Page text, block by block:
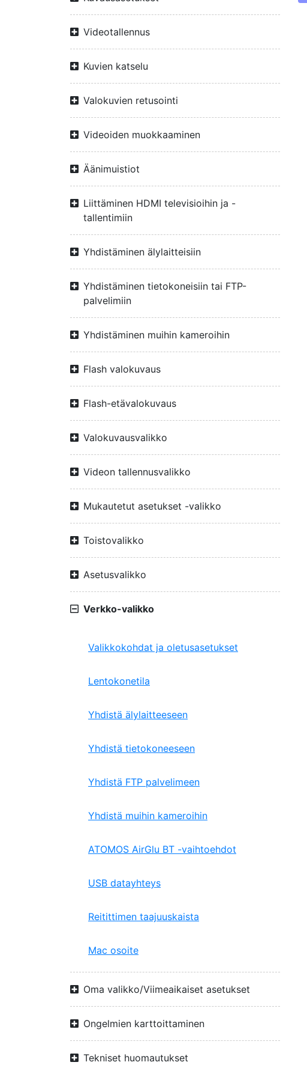
Videotallennus
Kuvien katselu
Valokuvien retusointi
Videoiden muokkaaminen
Äänimuistiot
Liittäminen HDMI televisioihin ja -
tallentimiin
Yhdistäminen älylaitteisiin
Yhdistäminen tietokoneisiin tai FTP-
palvelimiin
Yhdistäminen muihin kameroihin
Flash valokuvaus
Flash-etävalokuvaus
Valokuvausvalikko
Videon tallennusvalikko
Mukautetut asetukset -valikko
Toistovalikko
Asetusvalikko
Verkko-valikko
Valikkokohdat ja oletusasetukset
Lentokonetila
Yhdistä älylaitteeseen
Yhdistä tietokoneeseen
Yhdistä FTP palvelimeen
Yhdistä muihin kameroihin
ATOMOS AirGlu BT -vaihtoehdot
USB datayhteys
Reitittimen taajuuskaista
Mac osoite
Oma valikko/Viimeaikaiset asetukset
Ongelmien karttoittaminen
Tekniset huomautukset